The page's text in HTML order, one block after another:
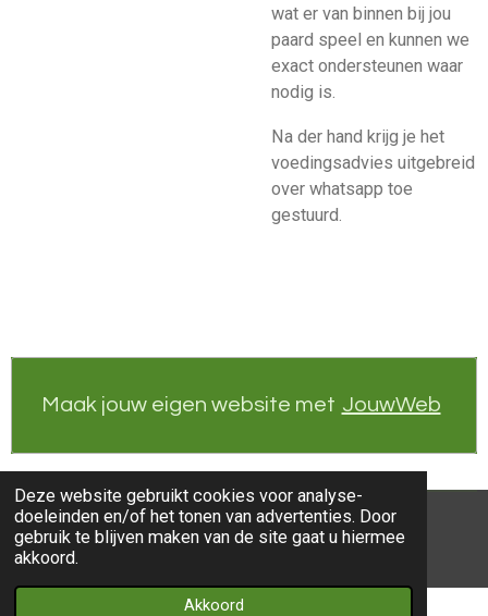
Deze website gebruikt cookies voor analyse-
doeleinden en/of het tonen van advertenties. Door
gebruik te blijven maken van de site gaat u hiermee
akkoord.
Akkoord
wat er van binnen bij jou
paard speel en kunnen we
exact ondersteunen waar
nodig is.
Na der hand krijg je het
voedingsadvies uitgebreid
over whatsapp toe
gestuurd.
Maak jouw eigen website met JouwWeb
© 2021 - 2026 Aniwelfare
Powered by